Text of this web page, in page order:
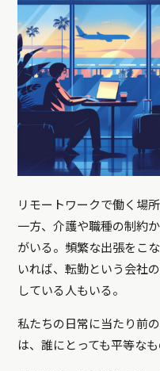
リモートワークで働く場
一方、介護や職種の制約
がいる。頻繁な出張をこ
いれば、転勤という会社
している人もいる。
私たちの日常に当たり前
は、誰にとっても平等なも